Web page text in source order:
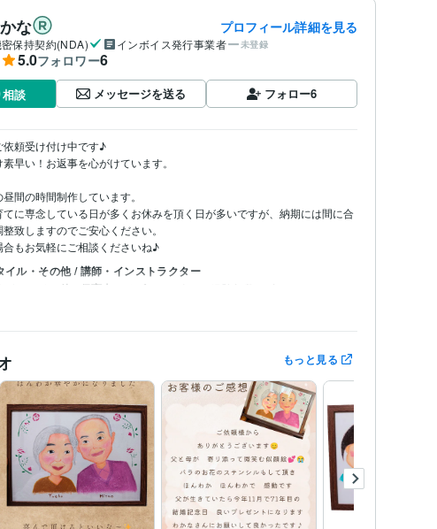
な プロフィール詳細を見る
保持契約(NDA) インボイス発行事業者 未登録
5.0フォロワー6
談 メッセージを送る フォロー6
依頼受け付け中です♪
早い！お返事を心がけています。
間の時間制作しています。
てに専念している日が多くお休みを頂く日が多いですが、納期には間に合
致しますのでご安心ください。
合もお気軽にご相談くださいね♪
イル・その他 / 講師・インストラクター
イル・その他 / 保育士・ベビーシッター
・漫画制作 似顔絵
もっと見る